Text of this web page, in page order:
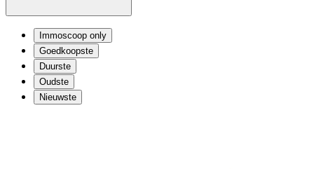
Immoscoop only
Goedkoopste
Duurste
Oudste
Nieuwste